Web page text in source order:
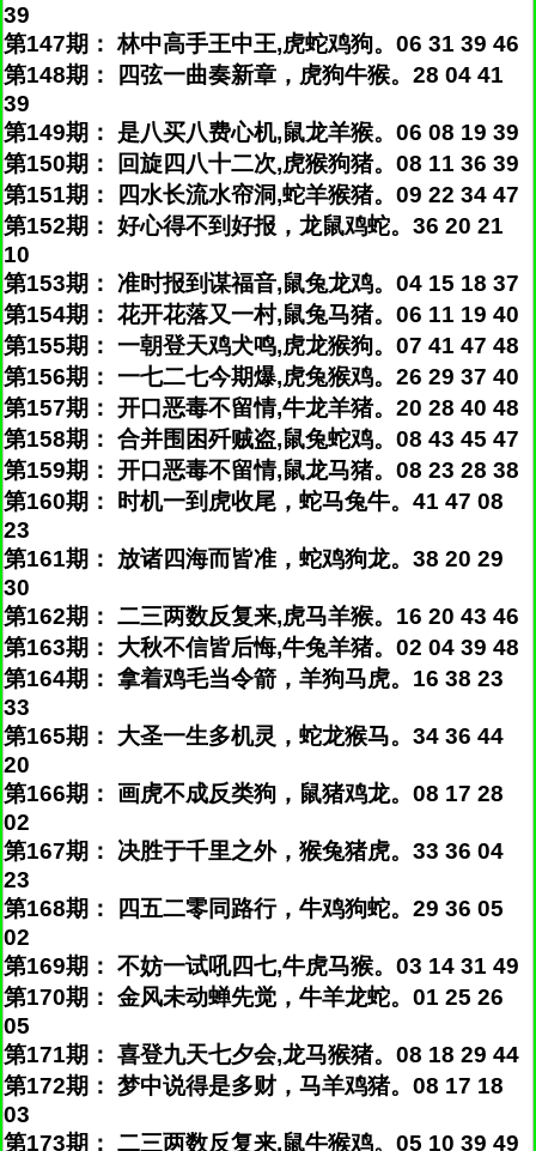
39
第147期： 林中高手王中王,虎蛇鸡狗。06 31 39 46
第148期： 四弦一曲奏新章，虎狗牛猴。28 04 41
39
第149期： 是八买八费心机,鼠龙羊猴。06 08 19 39
第150期： 回旋四八十二次,虎猴狗猪。08 11 36 39
第151期： 四水长流水帘洞,蛇羊猴猪。09 22 34 47
第152期： 好心得不到好报，龙鼠鸡蛇。36 20 21
10
第153期： 准时报到谋福音,鼠兔龙鸡。04 15 18 37
第154期： 花开花落又一村,鼠兔马猪。06 11 19 40
第155期： 一朝登天鸡犬鸣,虎龙猴狗。07 41 47 48
第156期： 一七二七今期爆,虎兔猴鸡。26 29 37 40
第157期： 开口恶毒不留情,牛龙羊猪。20 28 40 48
第158期： 合并围困歼贼盗,鼠兔蛇鸡。08 43 45 47
第159期： 开口恶毒不留情,鼠龙马猪。08 23 28 38
第160期： 时机一到虎收尾，蛇马兔牛。41 47 08
23
第161期： 放诸四海而皆准，蛇鸡狗龙。38 20 29
30
第162期： 二三两数反复来,虎马羊猴。16 20 43 46
第163期： 大秋不信皆后悔,牛兔羊猪。02 04 39 48
第164期： 拿着鸡毛当令箭，羊狗马虎。16 38 23
33
第165期： 大圣一生多机灵，蛇龙猴马。34 36 44
20
第166期： 画虎不成反类狗，鼠猪鸡龙。08 17 28
02
第167期： 决胜于千里之外，猴兔猪虎。33 36 04
23
第168期： 四五二零同路行，牛鸡狗蛇。29 36 05
02
第169期： 不妨一试吼四七,牛虎马猴。03 14 31 49
第170期： 金风未动蝉先觉，牛羊龙蛇。01 25 26
05
第171期： 喜登九天七夕会,龙马猴猪。08 18 29 44
第172期： 梦中说得是多财，马羊鸡猪。08 17 18
03
第173期： 二三两数反复来,鼠牛猴鸡。05 10 39 49